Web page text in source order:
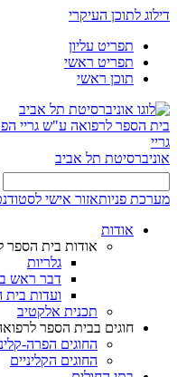
דילוג לתוכן העיקרי
תפריט עליון
תפריט ראשי
תוכן ראשי
בית הספר לרפואה ע"ש גריי
גריי
אוניברסיטת תל אביב
מערכת פניותאזור אישי
אודות
אודות בית הספר
גלריות
דבר ראש
ועדות
תכנית אלקטיב
חוגים בבית הספר
החוגים הפרה-
החוגים הקליניים